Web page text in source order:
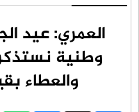
العمري: عيد
وطنية نستذكر
والعطاء